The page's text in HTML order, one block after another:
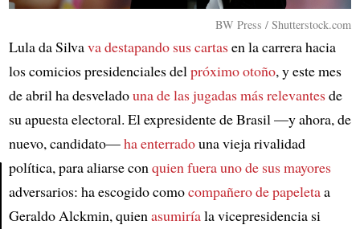
Article
BW Press / Shutterstock.com
Lula da Silvava destapando sus cartasen la carrera hacia
los comicios presidenciales delpróximo otoño, y este mes
de abril ha desveladouna de las jugadas más relevantesde
su apuesta electoral. El expresidente de Brasil —y ahora, de
nuevo, candidato—ha enterradouna vieja rivalidad
política, para aliarse conquien fuera uno de sus mayores
adversarios: ha escogido comocompañero de papeletaa
Geraldo Alckmin, quienasumiríala vicepresidencia si